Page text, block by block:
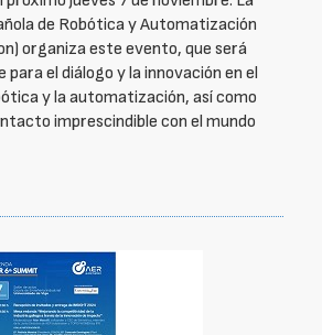
de Robótica y Automatización
organiza este evento, que será
para el diálogo y la innovación en el
y la automatización, así como
imprescindible con el mundo